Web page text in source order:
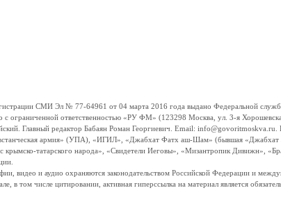
СМИ Эл № 77-64961 от 04 марта 2016 года выдано Федеральной
ограниченной ответственностью «РУ ФМ» (123298 Москва, ул. 3-я
Главный редактор Бабаян Роман Георгиевич. Email:
армия» (УПА), «ИГИЛ», «Джабхат Фатх аш-Шам» (бывшая
татарского народа», «Свидетели Иеговы», «Мизантропик Дивижн»,
видео и аудио охраняются законодательством Российской Федерации и
том числе цитировании, активная гиперссылка на материал является